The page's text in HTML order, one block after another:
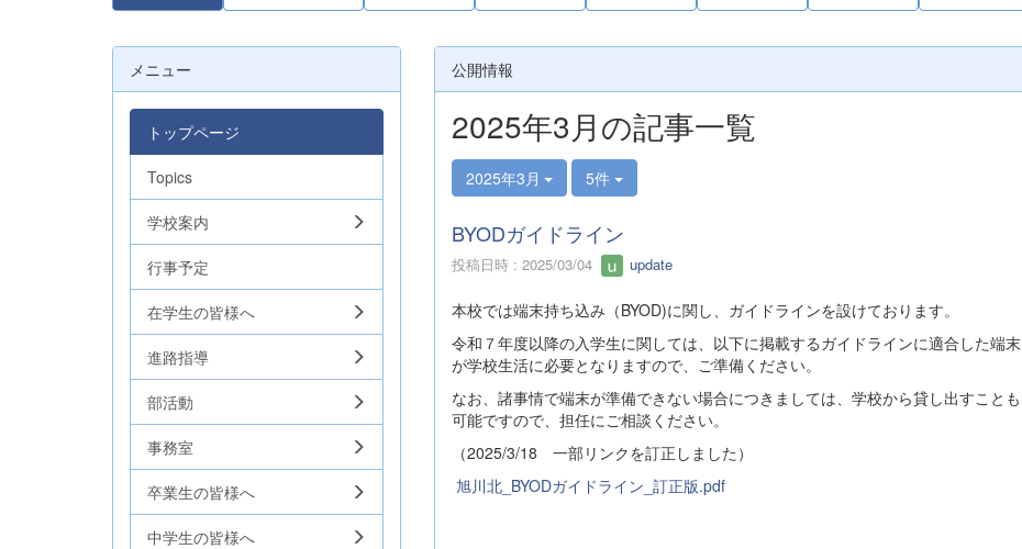
公開情報
2025年3月の記事一覧
2025年3月 5件
BYODガイドライン
投稿日時 : 2025/03/04 update
本校では端末持ち込み（BYOD)に関し、ガイドラインを設けております。
令和７年度以降の入学生に関しては、以下に掲載するガイドラインに適合した端末
が学校生活に必要となりますので、ご準備ください。
なお、諸事情で端末が準備できない場合につきましては、学校から貸し出すことも
可能ですので、担任にご相談ください。
（2025/3/18 一部リンクを訂正しました）
旭川北_BYODガイドライン_訂正版.pdf
メニュー
トップページ
Topics
学校案内
行事予定
在学生の皆様へ
進路指導
部活動
事務室
卒業生の皆様へ
中学生の皆様へ